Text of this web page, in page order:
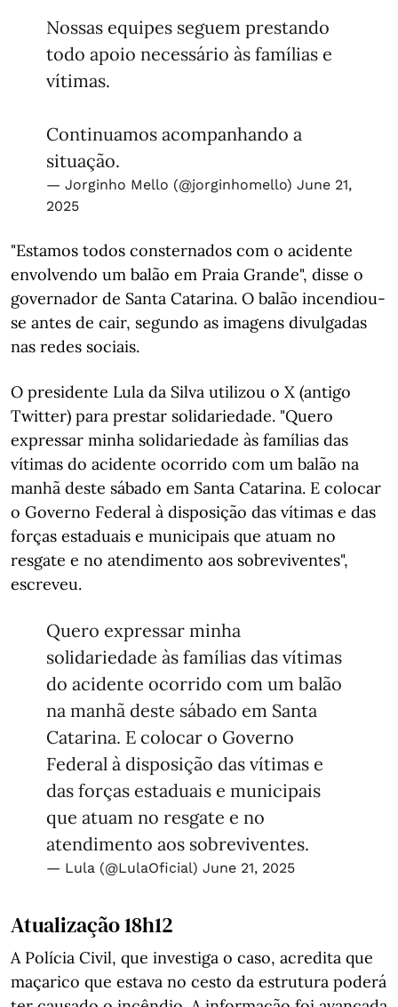
Nossas equipes seguem prestando
todo apoio necessário às famílias e
vítimas.
Continuamos acompanhando a
situação.
— Jorginho Mello (@jorginhomello) June 21,
2025
"Estamos todos consternados com o acidente
envolvendo um balão em Praia Grande", disse o
governador de Santa Catarina. O balão incendiou-
se antes de cair, segundo as imagens divulgadas
nas redes sociais.
O presidente Lula da Silva utilizou o X (antigo
Twitter) para prestar solidariedade. "Quero
expressar minha solidariedade às famílias das
vítimas do acidente ocorrido com um balão na
manhã deste sábado em Santa Catarina. E colocar
o Governo Federal à disposição das vítimas e das
forças estaduais e municipais que atuam no
resgate e no atendimento aos sobreviventes",
escreveu.
Quero expressar minha
solidariedade às famílias das vítimas
do acidente ocorrido com um balão
na manhã deste sábado em Santa
Catarina. E colocar o Governo
Federal à disposição das vítimas e
das forças estaduais e municipais
que atuam no resgate e no
atendimento aos sobreviventes.
— Lula (@LulaOficial) June 21, 2025
Atualização 18h12
A Polícia Civil, que investiga o caso, acredita que
maçarico que estava no cesto da estrutura poderá